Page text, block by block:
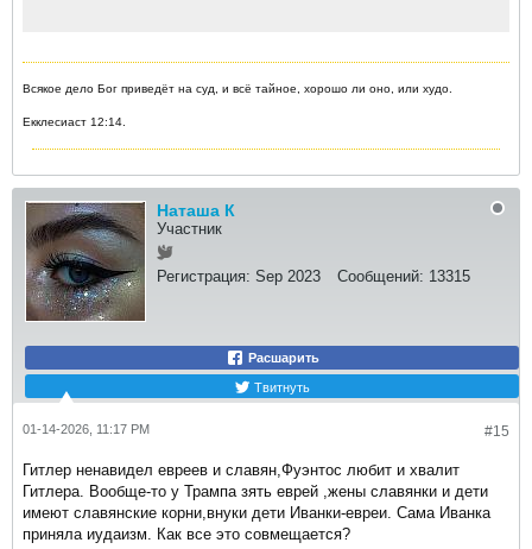
Всякое дело Бог приведёт на суд, и всё тайное, хорошо ли оно, или худо.
Екклесиаст 12:14.
Наташа К
Участник
Регистрация: Sep 2023 Сообщений: 13315
Расшарить
Твитнуть
#15
01-14-2026, 11:17 PM
Гитлер ненавидел евреев и славян,Фуэнтос любит и хвалит
Гитлера. Вообще-то у Трампа зять еврей ,жены славянки и дети
имеют славянские корни,внуки дети Иванки-евреи. Сама Иванка
приняла иудаизм. Как все это совмещается?